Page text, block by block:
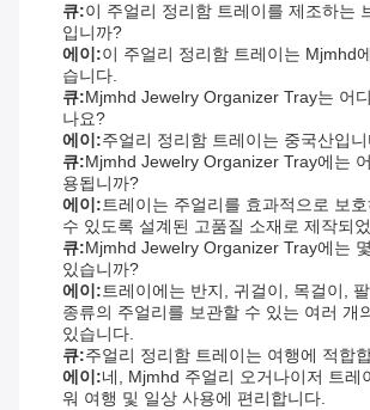
큐:이 주얼리 정리함 트레이를 제조하는
입니까?
에이:이 주얼리 정리함 트레이는 Mjmhd
습니다.
큐:Mjmhd Jewelry Organizer Tray는 어
나요?
에이:주얼리 정리함 트레이는 중국산입니
큐:Mjmhd Jewelry Organizer Tray에는
용됩니까?
에이:트레이는 주얼리를 효과적으로 보
수 있도록 설계된 고품질 소재로 제작되
큐:Mjmhd Jewelry Organizer Tray에는
있습니까?
에이:트레이에는 반지, 귀걸이, 목걸이,
종류의 주얼리를 보관할 수 있는 여러 개
있습니다.
큐:주얼리 정리함 트레이는 여행에 적합
에이:네, Mjmhd 주얼리 오거나이저 트레
워 여행 및 일상 사용에 편리합니다.